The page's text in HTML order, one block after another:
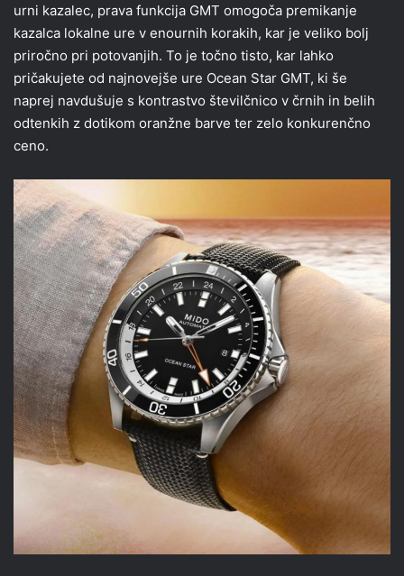
urni kazalec, prava funkcija GMT omogoča premikanje
kazalca lokalne ure v enournih korakih, kar je veliko bolj
priročno pri potovanjih. To je točno tisto, kar lahko
pričakujete od najnovejše ure Ocean Star GMT, ki še
naprej navdušuje s kontrastvo številčnico v črnih in belih
odtenkih z dotikom oranžne barve ter zelo konkurenčno
ceno.